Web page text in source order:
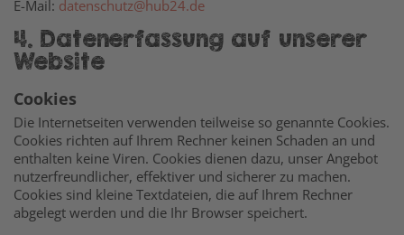
E-Mail: datenschutz@hub24.de
4. Datenerfassung auf unserer
Website
Cookies
Die Internetseiten verwenden teilweise so genannte Cookies.
Cookies richten auf Ihrem Rechner keinen Schaden an und
enthalten keine Viren. Cookies dienen dazu, unser Angebot
nutzerfreundlicher, effektiver und sicherer zu machen.
Cookies sind kleine Textdateien, die auf Ihrem Rechner
abgelegt werden und die Ihr Browser speichert.